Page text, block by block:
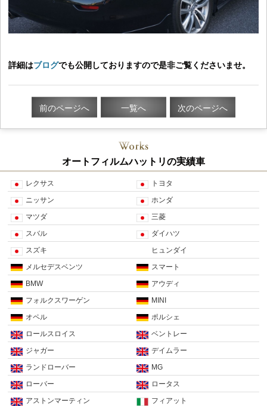
詳細はブログでも公開しておりますので是非ご覧くださいませ。
前のページへ 一覧へ 次のページへ
オートフィルムハットリの実績車
レクサス
トヨタ
ニッサン
ホンダ
マツダ
三菱
スバル
ダイハツ
スズキ
ヒュンダイ
メルセデスベンツ
スマート
BMW
アウディ
フォルクスワーゲン
MINI
オペル
ポルシェ
ロールスロイス
ベントレー
ジャガー
デイムラー
ランドローバー
MG
ローバー
ロータス
アストンマーティン
フィアット